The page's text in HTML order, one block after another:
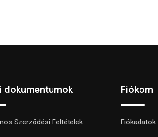
dokumentumok
Szerződési Feltételek
Fiókom
Fiókadatok